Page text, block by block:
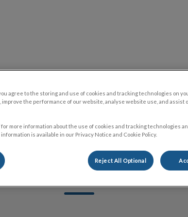
Lachapelle & Hôpital Vétérinaire Lachapelle
Boutique en ligne Ressources
Justine
agree to the storing and use of cookies and tracking technologies on
improve the performance of our website, analyse website use, and assist
for more information about the use of cookies and tracking technologies
is available in our Privacy Notice and Cookie Policy.
Reject All Optional